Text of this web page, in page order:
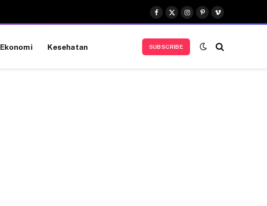
Facebook
X
(Twitter)
Instagram
Pinterest
Vimeo
Ekonomi Kesehatan SUBSCRIBE